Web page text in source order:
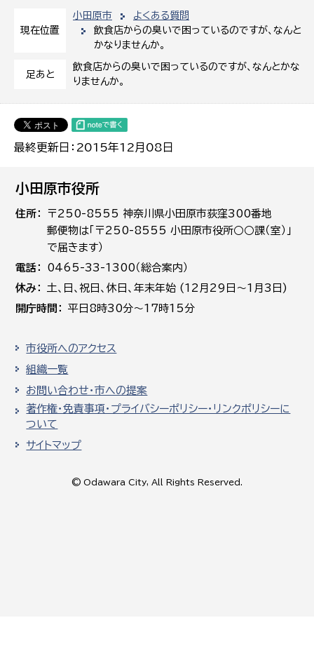
現在位置
小田原市
よくある質問
飲食店からの臭いで困っているのですが、なんと
かなりませんか。
足あと
飲食店からの臭いで困っているのですが、なんとかな
りませんか。
最終更新日：2015年12月08日
小田原市役所
住所
〒250-8555 神奈川県小田原市荻窪300番地
郵便物は「〒250-8555 小田原市役所○○課（室）」
で届きます）
電話
0465-33-1300（総合案内）
休み
土､日､祝日、休日、年末年始 (12月29日～1月3日)
開庁時間
平日8時30分～17時15分
市役所へのアクセス
組織一覧
お問い合わせ・市への提案
著作権・免責事項・プライバシーポリシー・リンクポリシーに
ついて
サイトマップ
© Odawara City, All Rights Reserved.